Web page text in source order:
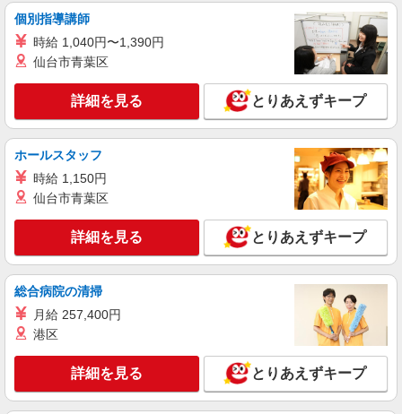
時給1400円交通費全額支給
神奈川県小田原市 ＊車・バイク通勤OK
キープ 詳細を見る
派遣社員
株式会社ユース.GF 横浜支店/g05_0205
神奈川県小田原市
キープ 詳細を見る
正社員
株式会社リオン
月給245,000円〜280,000円（経験・能力によ
個別指導講師
時給 1,040円〜1,390円
仙台市青葉区
詳細を見る とりあえずキープ
ホールスタッフ
時給 1,150円
仙台市青葉区
詳細を見る とりあえずキープ
総合病院の清掃
月給 257,400円
港区
詳細を見る とりあえずキープ